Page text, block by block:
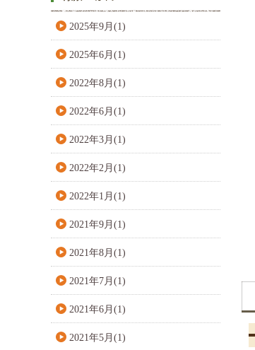
2025年9月(1)
2025年6月(1)
2022年8月(1)
2022年6月(1)
2022年3月(1)
2022年2月(1)
2022年1月(1)
2021年9月(1)
2021年8月(1)
2021年7月(1)
2021年6月(1)
2021年5月(1)